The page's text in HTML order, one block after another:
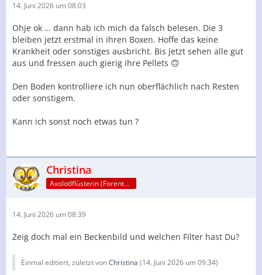
14. Juni 2026 um 08:03
Ohje ok … dann hab ich mich da falsch belesen. Die 3
bleiben jetzt erstmal in ihren Boxen. Hoffe das keine
Krankheit oder sonstiges ausbricht. Bis jetzt sehen alle gut
aus und fressen auch gierig ihre Pellets 🙃
Den Boden kontrolliere ich nun oberflächlich nach Resten
oder sonstigem.
Kann ich sonst noch etwas tun ?
Christina
Axolotlflüsterin (Forenteam)
14. Juni 2026 um 08:39
Zeig doch mal ein Beckenbild und welchen Filter hast Du?
Einmal editiert, zuletzt vonChristina (14. Juni 2026 um 09:34)